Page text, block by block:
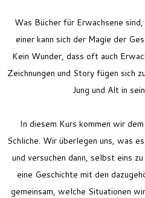
Was Bücher für Erwachsene
einer kann sich der Magie der
Kein Wunder, dass oft auch
Zeichnungen und Story fügen sich
Jung und Alt in
In diesem Kurs kommen wir
Schliche. Wir überlegen uns, was
und versuchen dann, selbst eins zu
eine Geschichte mit den
gemeinsam, welche Situationen